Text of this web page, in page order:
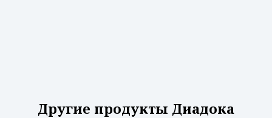
Другие продукты Диадока